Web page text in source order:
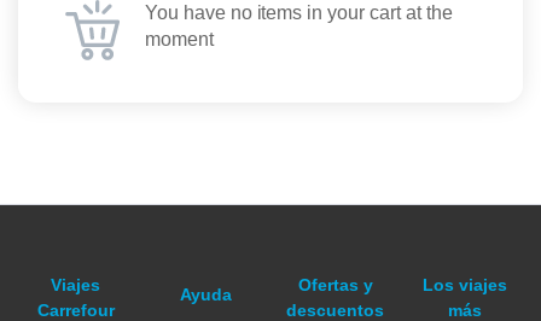
You have no items in your cart at the
moment
Viajes
Carrefour
Ayuda
Ofertas y
descuentos
Los viajes
más